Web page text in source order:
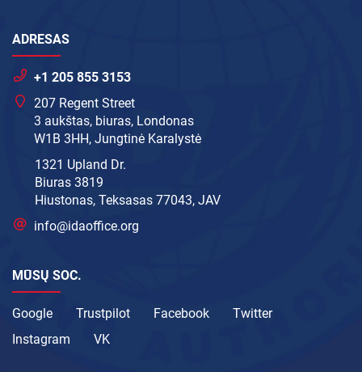
ADRESAS
+1 205 855 3153
207 Regent Street
3 aukštas, biuras, Londonas
W1B 3HH, Jungtinė Karalystė
1321 Upland Dr.
Biuras 3819
Hiustonas, Teksasas 77043, JAV
info@idaoffice.org
MŪSŲ SOC.
Google Trustpilot Facebook
Twitter
Instagram
VK